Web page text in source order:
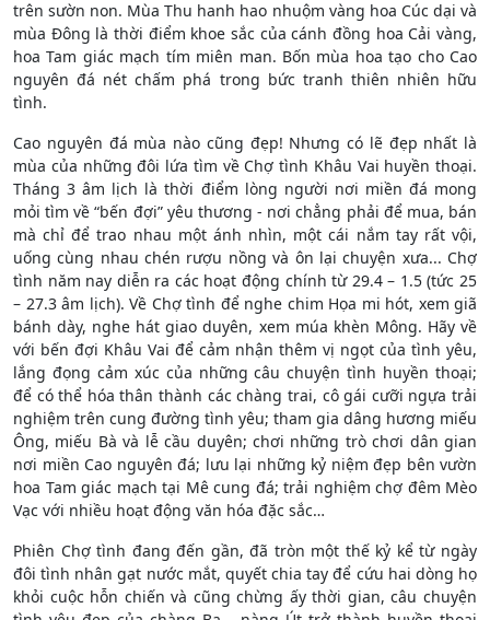
trên sườn non. Mùa Thu hanh hao nhuộm vàng hoa Cúc dại và
mùa Đông là thời điểm khoe sắc của cánh đồng hoa Cải vàng,
hoa Tam giác mạch tím miên man. Bốn mùa hoa tạo cho Cao
nguyên đá nét chấm phá trong bức tranh thiên nhiên hữu
tình.
Cao nguyên đá mùa nào cũng đẹp! Nhưng có lẽ đẹp nhất là
mùa của những đôi lứa tìm về Chợ tình Khâu Vai huyền thoại.
Tháng 3 âm lịch là thời điểm lòng người nơi miền đá mong
mỏi tìm về “bến đợi” yêu thương - nơi chẳng phải để mua, bán
mà chỉ để trao nhau một ánh nhìn, một cái nắm tay rất vội,
uống cùng nhau chén rượu nồng và ôn lại chuyện xưa... Chợ
tình năm nay diễn ra các hoạt động chính từ 29.4 – 1.5 (tức 25
– 27.3 âm lịch). Về Chợ tình để nghe chim Họa mi hót, xem giã
bánh dày, nghe hát giao duyên, xem múa khèn Mông. Hãy về
với bến đợi Khâu Vai để cảm nhận thêm vị ngọt của tình yêu,
lắng đọng cảm xúc của những câu chuyện tình huyền thoại;
để có thể hóa thân thành các chàng trai, cô gái cưỡi ngựa trải
nghiệm trên cung đường tình yêu; tham gia dâng hương miếu
Ông, miếu Bà và lễ cầu duyên; chơi những trò chơi dân gian
nơi miền Cao nguyên đá; lưu lại những kỷ niệm đẹp bên vườn
hoa Tam giác mạch tại Mê cung đá; trải nghiệm chợ đêm Mèo
Vạc với nhiều hoạt động văn hóa đặc sắc…
Phiên Chợ tình đang đến gần, đã tròn một thế kỷ kể từ ngày
đôi tình nhân gạt nước mắt, quyết chia tay để cứu hai dòng họ
khỏi cuộc hỗn chiến và cũng chừng ấy thời gian, câu chuyện